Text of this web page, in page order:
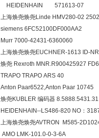
HEIDENHAIN 571613-07
上海焕尧焕尧Linde HMV280-02
siemens 6FC52100DF000AA2
Murr 7000-42431-6360060
上海焕尧焕尧EUCHNER-1613 ID-
焕尧 Rexroth MNR.R900425927
TRAPO TRAPO ARS 40
Anton Paar6522,Anton Paar 10745
焕尧KUBLER 编码器
HEIDENHAIN--LS486-820 NO：
上海焕尧焕尧AVTRON M585-
AMO LMK-101.0-0-3-6A